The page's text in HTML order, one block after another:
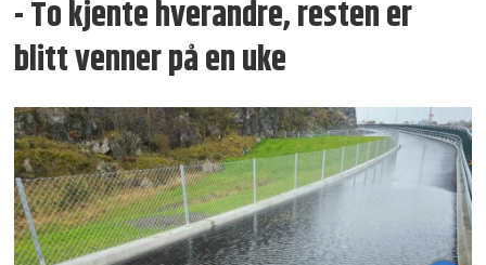
- To kjente hverandre, resten er
blitt venner på en uke